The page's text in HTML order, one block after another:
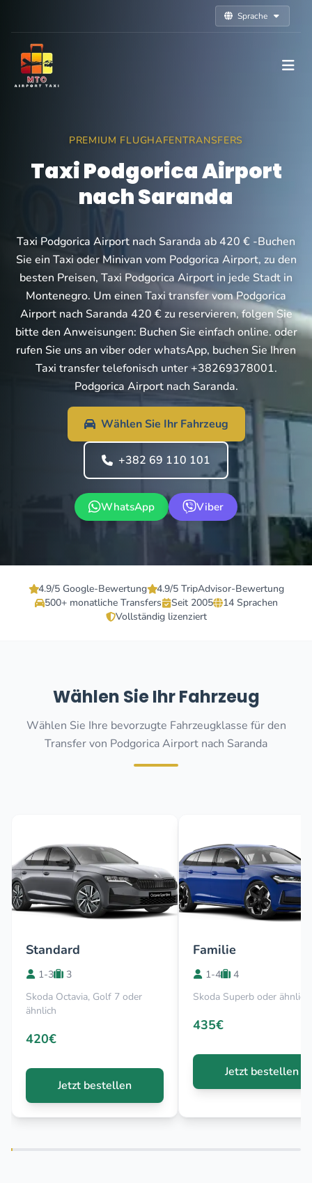
Sprache
PREMIUM FLUGHAFENTRANSFERS
Taxi Podgorica Airport
nach Saranda
Taxi Podgorica Airport nach Saranda ab 420 € -Buchen
Sie ein Taxi oder Minivan vom Podgorica Airport, zu den
besten Preisen, Taxi Podgorica Airport in jede Stadt in
Montenegro. Um einen Taxi transfer vom Podgorica
Airport nach Saranda 420 € zu reservieren, folgen Sie
bitte den Anweisungen: Buchen Sie einfach online. oder
rufen Sie uns an viber oder whatsApp, buchen Sie Ihren
Taxi transfer telefonisch unter +38269378001.
Podgorica Airport nach Saranda.
Wählen Sie Ihr Fahrzeug
+382 69 110 101
WhatsApp Viber
4.9/5 Google-Bewertung
4.9/5 TripAdvisor-Bewertung
500+ monatliche Transfers
Seit 2005
14 Sprachen
Vollständig lizenziert
Wählen Sie Ihr Fahrzeug
Wählen Sie Ihre bevorzugte Fahrzeugklasse für den
Transfer von Podgorica Airport nach Saranda
Standard
1-3
3
Skoda Octavia, Golf 7 oder
ähnlich
420€
Jetzt bestellen
Familie
1-4
4
Skoda Superb oder ähnlich
435€
Jetzt bestellen